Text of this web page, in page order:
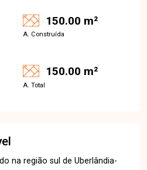
150.00 m²
A. Construída
150.00 m²
A. Total
na região sul de Uberlândia-